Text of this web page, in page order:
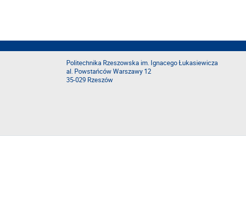
Politechnika Rzeszowska im. Ignacego Łukasiewicza
al. Powstańców Warszawy 12
35-029 Rzeszów